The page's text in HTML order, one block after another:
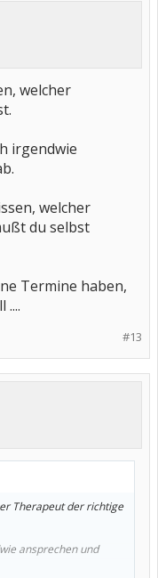
welcher
irgendwie
welcher
du selbst
Termine haben,
....
#13
Therapeut der richtige
ansprechen und